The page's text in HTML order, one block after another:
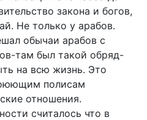
закона и богов,
Не только у арабов.
обычаи арабов с
там был такой обряд-
на всю жизнь. Это
полисам
отношения.
считалось что в